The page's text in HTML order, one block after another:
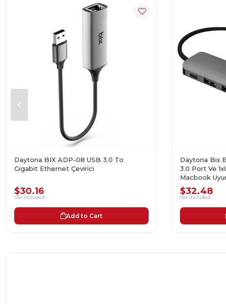
Daytona BIX ADP-08 USB 3.0 To
Gigabit Ethernet Çevirici
$30.16
Vat included
Add to Cart
Daytona Bix
3.0 Port Ve
Macbook
Adaptör
$32.48
Vat included